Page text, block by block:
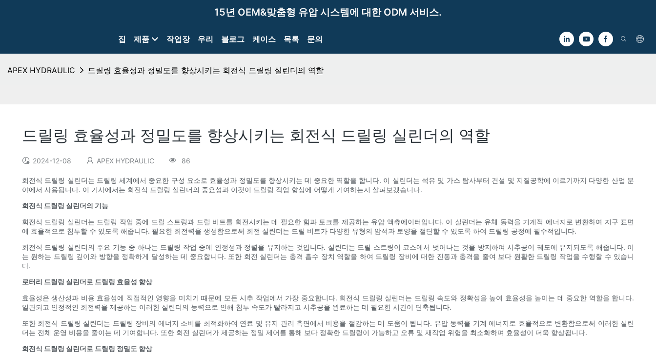
15년 OEM&맞춤형 유압 시스템에 대한 ODM 서비스.
집 제품 작업장 우리 블로그 케이스 목록 문의
APEX HYDRAULIC 드릴링 효율성과 정밀도를 향상시키는 회전식 드릴링 실린더의 역할
드릴링 효율성과 정밀도를 향상시키는 회전식 드릴링 실린더의 역할
2024-12-08 APEX HYDRAULIC 86
회전식 드릴링 실린더는 드릴링 세계에서 중요한 구성 요소로 효율성과 정밀도를 향상시키는 데 중요한 역할을 합니다. 이 실린더는 석유 및 가스 탐사부터 건설 및 지질공학에 이르기까지 다양한 산업 분
야에서 사용됩니다. 이 기사에서는 회전식 드릴링 실린더의 중요성과 이것이 드릴링 작업 향상에 어떻게 기여하는지 살펴보겠습니다.
회전식 드릴링 실린더의 기능
회전식 드릴링 실린더는 드릴링 작업 중에 드릴 스트링과 드릴 비트를 회전시키는 데 필요한 힘과 토크를 제공하는 유압 액츄에이터입니다. 이 실린더는 유체 동력을 기계적 에너지로 변환하여 지구 표면
에 효율적으로 침투할 수 있도록 해줍니다. 필요한 회전력을 생성함으로써 회전 실린더는 드릴 비트가 다양한 유형의 암석과 토양을 절단할 수 있도록 하여 드릴링 공정에 필수적입니다.
회전식 드릴링 실린더의 주요 기능 중 하나는 드릴링 작업 중에 안정성과 정렬을 유지하는 것입니다. 실린더는 드릴 스트링이 코스에서 벗어나는 것을 방지하여 시추공이 궤도에 유지되도록 해줍니다. 이
는 원하는 드릴링 깊이와 방향을 정확하게 달성하는 데 중요합니다. 또한 회전 실린더는 충격 흡수 장치 역할을 하여 드릴링 장비에 대한 진동과 충격을 줄여 보다 원활한 드릴링 작업을 수행할 수 있습니
다.
로터리 드릴링 실린더로 드릴링 효율성 향상
효율성은 생산성과 비용 효율성에 직접적인 영향을 미치기 때문에 모든 시추 작업에서 가장 중요합니다. 회전식 드릴링 실린더는 드릴링 속도와 정확성을 높여 효율성을 높이는 데 중요한 역할을 합니다.
일관되고 안정적인 회전력을 제공하는 이러한 실린더의 능력으로 인해 침투 속도가 빨라지고 시추공을 완료하는 데 필요한 시간이 단축됩니다.
또한 회전식 드릴링 실린더는 드릴링 장비의 에너지 소비를 최적화하여 연료 및 유지 관리 측면에서 비용을 절감하는 데 도움이 됩니다. 유압 동력을 기계 에너지로 효율적으로 변환함으로써 이러한 실린
더는 전체 운영 비용을 줄이는 데 기여합니다. 또한 회전 실린더가 제공하는 정밀 제어를 통해 보다 정확한 드릴링이 가능하고 오류 및 재작업 위험을 최소화하며 효율성이 더욱 향상됩니다.
회전식 드릴링 실린더로 드릴링 정밀도 향상